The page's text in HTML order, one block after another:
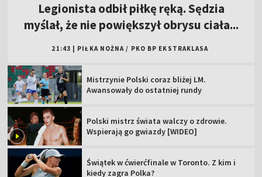
Legionista odbił piłkę ręką. Sędzia
myślał, że nie powiększył obrysu ciała...
21:43 PIŁKA NOŻNA / PKO BP EKSTRAKLASA
Mistrzynie Polski coraz bliżej LM.
Awansowały do ostatniej rundy
Polski mistrz świata walczy o zdrowie.
Wspierają go gwiazdy [WIDEO]
Świątek w ćwierćfinale w Toronto. Z kim i
kiedy zagra Polka?